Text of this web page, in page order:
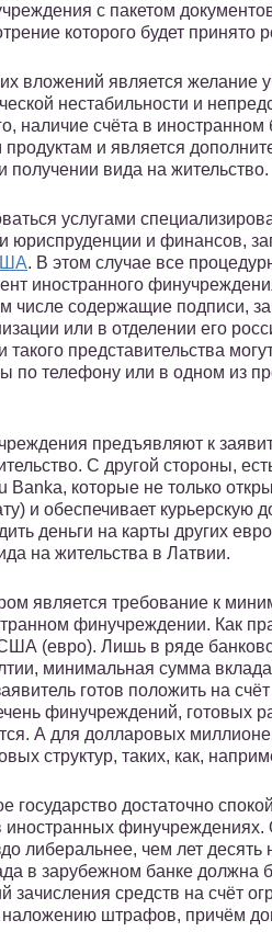
с пакетом
которого будет принято
вложений является желание
нестабильности и
наличие счёта в иностранном
и является
получении вида на жительство.
услугами
юриспруденции и финансов,
. В этом случае все
иностранного
числе содержащие подписи,
или в отделении его
представительства
по телефону или в одном из
предъявляют к
С другой стороны,
которые не только
и обеспечивает курьерскую
деньги на карты других
на жительства в Латвии.
является требование к
финучреждении. Как
(евро). Лишь в ряде
минимальная сумма
готов положить на
финучреждений, готовых
А для долларовых
структур, таких, как,
государство достаточно
иностранных финучреждениях.
либеральнее, чем лет десять
в зарубежном банке должна
зачисления средств на счёт
наложению штрафов, причём